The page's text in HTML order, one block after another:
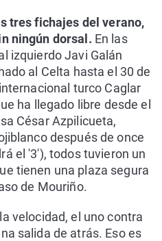
tres fichajes del verano,
ningún dorsal. En las
izquierdo Javi Galán
al Celta hasta el 30 de
turco Caglar
ha llegado libre desde el
César Azpilicueta,
después de once
el '3'), todos tuvieron un
tienen una plaza segura
de Mouriño.
velocidad, el uno contra
salida de atrás. Eso es